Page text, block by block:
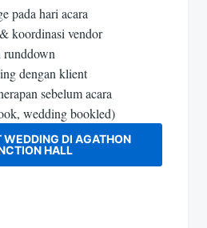
pada hari acara
koordinasi vendor
runddown
dengan klient
sebelum acara
wedding bookled)
WEDDING DI AGATHON
HALL